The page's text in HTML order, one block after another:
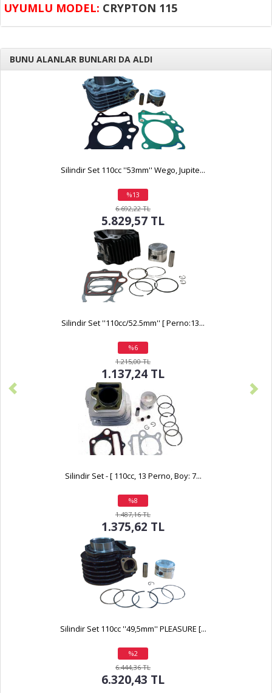
UYUMLU MODEL: CRYPTON 115
BUNU ALANLAR BUNLARI DA ALDI
Silindir Set 110cc ''53mm'' Wego, Jupite...
%13
indirim
6.692,22 TL
5.829,57 TL
Silindir Set ''110cc/52.5mm'' [ Perno:13...
%6
indirim
1.215,00 TL
1.137,24 TL
Silindir Set - [ 110cc, 13 Perno, Boy: 7...
%8
indirim
1.487,16 TL
1.375,62 TL
Silindir Set 110cc ''49,5mm'' PLEASURE [...
%2
indirim
6.444,36 TL
6.320,43 TL